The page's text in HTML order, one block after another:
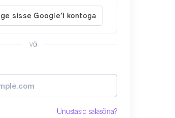
VÕI
Unustasid salasõna?